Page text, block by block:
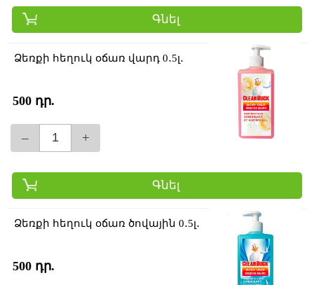
Գնել
Ձեռքի հեղուկ օճառ վարդ 0․5լ․
500 դր.
– +
Գնել
Ձեռքի հեղուկ օճառ ծովային 0․5լ․
500 դր.